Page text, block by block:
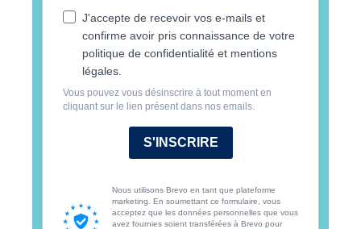
J'accepte de recevoir vos e-mails et
confirme avoir pris connaissance de votre
politique de confidentialité et mentions
légales.
Vous pouvez vous désinscrire à tout moment en
cliquant sur le lien présent dans nos emails.
S'INSCRIRE
Nous utilisons Brevo en tant que plateforme
marketing. En soumettant ce formulaire, vous
acceptez que les données personnelles que vous
avez fournies soient transférées à Brevo pour